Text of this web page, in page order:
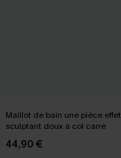
Maillot de bain une pièce effet
sculptant doux à col carré
44,90 €